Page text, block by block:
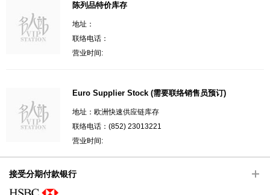
陈列品特价库存
地址：
联络电话：
营业时间:
Euro Supplier Stock (需要联络销售员预订)
地址：欧洲快速供应链库存
联络电话：(852) 23013221
营业时间:
接受分期付款银行